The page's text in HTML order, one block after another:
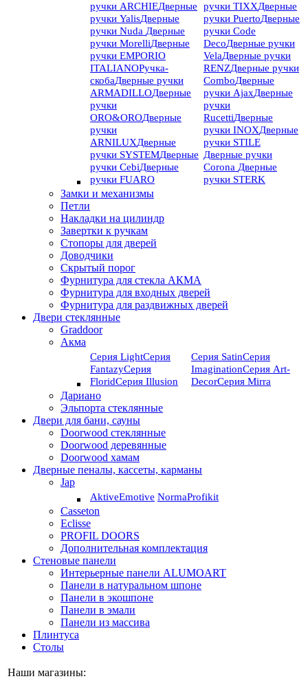
ручки ARCHIEДверные
ручки YalisДверные
ручки Nuda Дверные
ручки MorelliДверные
ручки EMPORIO
ITALIANOРучка-
скобаДверные ручки
ARMADILLOДверные
ручки
ORO&OROДверные
ручки
ARNILUXДверные
ручки SYSTEMДверные
ручки CebiДверные
ручки FUARO
ручки TIXXДверные
ручки PuertoДверные
ручки Code
DecoДверные ручки
VelaДверные ручки
RENZДверные ручки
ComboДверные
ручки AjaxДверные
ручки
RucettiДверные
ручки INOXДверные
ручки STILE
Дверные ручки
Corona Дверные
ручки STERK
Замки и механизмы
Петли
Накладки на цилиндр
Завертки к ручкам
Стопоры для дверей
Доводчики
Скрытый порог
Фурнитура для стекла АКМА
Фурнитура для входных дверей
Фурнитура для раздвижных дверей
Двери стеклянные
Graddoor
Акма
Серия LightСерия
FantazyСерия
FloridСерия Illusion
Серия SatinСерия
ImaginationСерия Art-
DeсorСерия Mirra
Дариано
Эльпорта стеклянные
Двери для бани, сауны
Doorwood стеклянные
Doorwood деревянные
Doorwood хамам
Дверные пеналы, кассеты, карманы
Jap
AktiveEmotive NormaProfikit
Casseton
Eclisse
PROFIL DOORS
Дополнительная комплектация
Стеновые панели
Интерьерные панели ALUMOART
Панели в натуральном шпоне
Панели в экошпоне
Панели в эмали
Панели из массива
Плинтуса
Столы
Наши магазины: